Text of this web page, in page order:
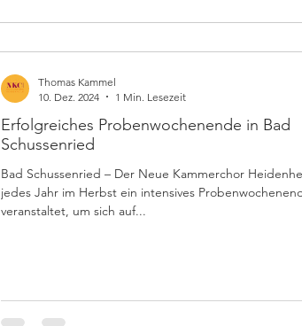
Erfolgreiches Probenwochenende in Bad
Schussenried
Bad Schussenried – Der Neue Kammerchor Heidenheim hat wie
jedes Jahr im Herbst ein intensives
veranstaltet, um sich auf...
Thomas Kammel
10. Dez. 2024
1 Min. Lesezeit